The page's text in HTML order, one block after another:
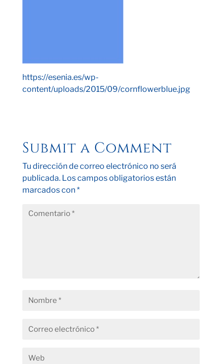
https://esenia.es/wp-
content/uploads/2015/09/cornflowerblue.jpg
Submit a Comment
Tu dirección de correo electrónico no será
publicada. Los campos obligatorios están
marcados con*